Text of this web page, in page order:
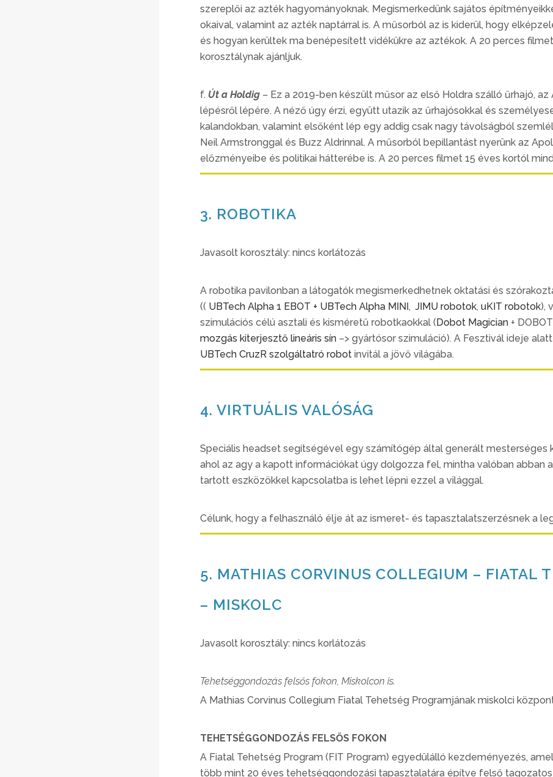
szereplői az azték hagyományoknak. Megismerkedünk sajátos
okaival, valamint az azték naptárral is. A műsorból az is kiderül, hogy
és hogyan kerültek ma benépesített vidékükre az aztékok. A 20 perces
korosztálynak ajánljuk.
f. Út a Holdig – Ez a 2019-ben készült műsor az első Holdra szálló űrhajó,
lépésről lépére. A néző úgy érzi, együtt utazik az űrhajósokkal és
kalandokban, valamint elsőként lép egy addig csak nagy távolságból
Neil Armstronggal és Buzz Aldrinnal. A műsorból bepillantást nyerünk az
előzményeibe és politikai hátterébe is. A 20 perces filmet 15 éves kortól
3. ROBOTIKA
Javasolt korosztály: nincs korlátozás
A robotika pavilonban a látogatók megismerkedhetnek oktatási és
(( UBTech Alpha 1 EBOT + UBTech Alpha MINI, JIMU robotok, uKIT robotok),
szimulációs célú asztali és kisméretű robotkaokkal (Dobot Magician +
mozgás kiterjesztő lineáris sín –> gyártósor szimuláció). A Fesztivál ideje
UBTech CruzR szolgáltatró robot invitál a jövő világába.
4. VIRTUÁLIS VALÓSÁG
Speciális headset segítségével egy számítógép által generált mesterséges
ahol az agy a kapott információkat úgy dolgozza fel, mintha valóban abban
tartott eszközökkel kapcsolatba is lehet lépni ezzel a világgal.
Célunk, hogy a felhasználó élje át az ismeret- és tapasztalatszerzésnek a
5. MATHIAS CORVINUS COLLEGIUM – FIATAL
– MISKOLC
Javasolt korosztály: nincs korlátozás
Tehetséggondozás felsős fokon, Miskolcon is.
A Mathias Corvinus Collegium Fiatal Tehetség Programjának miskolci
TEHETSÉGGONDOZÁS FELSŐS FOKON
A Fiatal Tehetség Program (FIT Program) egyedülálló kezdeményezés,
több mint 20 éves tehetséggondozási tapasztalatára építve felső